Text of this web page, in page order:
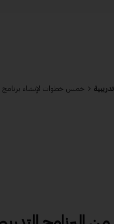
خمس خطوات لإنشاء برنامج